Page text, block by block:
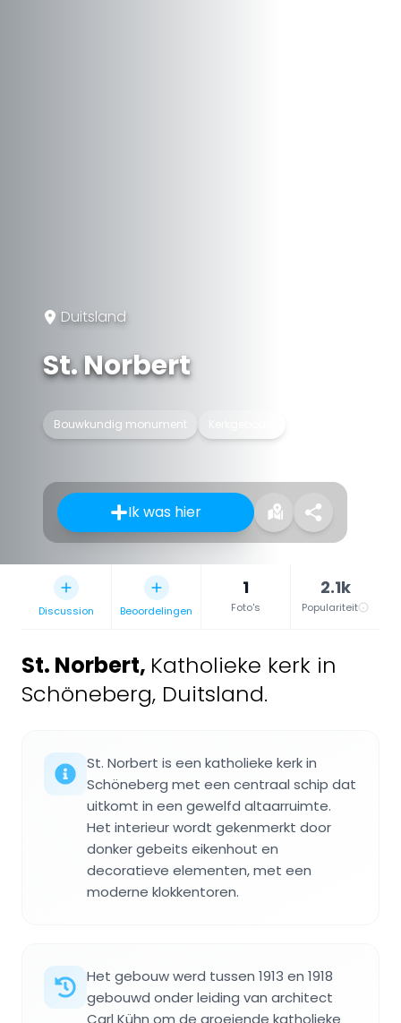
Duitsland
St. Norbert
Bouwkundig monument
Ik was hier
Discussion Beoordelingen
1
Foto's
2.1k
Populariteit
St. Norbert, Katholieke kerk in
Schöneberg, Duitsland.
St. Norbert is een katholieke kerk in
Schöneberg met een centraal schip dat
uitkomt in een gewelfd altaarruimte.
Het interieur wordt gekenmerkt door
donker gebeits eikenhout en
decoratieve elementen, met een
moderne klokkentoren.
Het gebouw werd tussen 1913 en 1918
gebouwd onder leiding van architect
Carl Kühn om de groeiende katholieke